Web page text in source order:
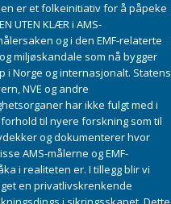
er et folkeinitiativ for å påpeke
UTEN KLÆR i AMS-
og i den EMF-relaterte
miljøskandale som nå bygger
i Norge og internasjonalt. Statens
NVE og andre
har ikke fulgt med i
til nyere forskning som til
og dokumenterer hvor
AMS-målerne og EMF-
i realiteten er. I tillegg blir vi
en privatlivskrenkende